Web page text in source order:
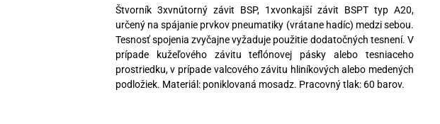
Štvorník 3xvnútorný závit BSP, 1xvonkajší závit BSPT typ A20,
určený na spájanie prvkov pneumatiky (vrátane hadíc) medzi sebou.
Tesnosť spojenia zvyčajne vyžaduje použitie dodatočných tesnení. V
prípade kužeľového závitu teflónovej pásky alebo tesniaceho
prostriedku, v prípade valcového závitu hliníkových alebo medených
podložiek. Materiál: poniklovaná mosadz. Pracovný tlak: 60 barov.